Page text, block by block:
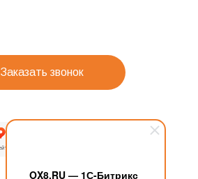
OX8.RU — 1С-Битрикс
Заказать звонок